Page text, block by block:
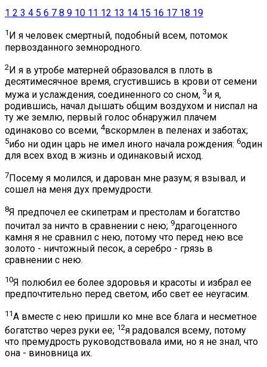
1 2 3 4 5 6 7 8 9 10 11 12 13 14 15 16 17 18 19
1 И я человек смертный, подобный всем, потомок
первозданного земнородного.
2И я в утробе матерней образовался в плоть в
десятимесячное время, сгустившись в крови от семени
мужа и услаждения, соединенного со сном, 3и я,
родившись, начал дышать общим воздухом и ниспал на
ту же землю, первый голос обнаружил плачем
одинаково со всеми, 4вскормлен в пеленах и заботах;
5ибо ни один царь не имел иного начала рождения: 6один
для всех вход в жизнь и одинаковый исход.
7 Посему я молился, и дарован мне разум; я взывал, и
сошел на меня дух премудрости.
8Я предпочел ее скипетрам и престолам и богатство
почитал за ничто в сравнении с нею; 9драгоценного
камня я не сравнил с нею, потому что перед нею все
золото - ничтожный песок, а серебро - грязь в
сравнении с нею.
10Я полюбил ее более здоровья и красоты и избрал ее
предпочтительно перед светом, ибо свет ее неугасим.
11А вместе с нею пришли ко мне все блага и несметное
богатство через руки ее; 12я радовался всему, потому
что премудрость руководствовала ими, но я не знал, что
она - виновница их.